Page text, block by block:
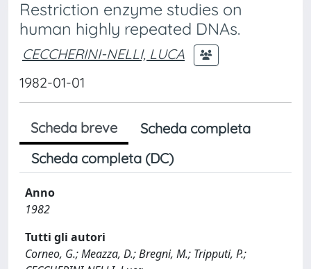
Restriction enzyme studies on
human highly repeated DNAs.
CECCHERINI-NELLI, LUCA
1982-01-01
Scheda breve
Scheda completa
Scheda completa (DC)
Anno
1982
Tutti gli autori
Corneo, G.; Meazza, D.; Bregni, M.; Tripputi, P.;